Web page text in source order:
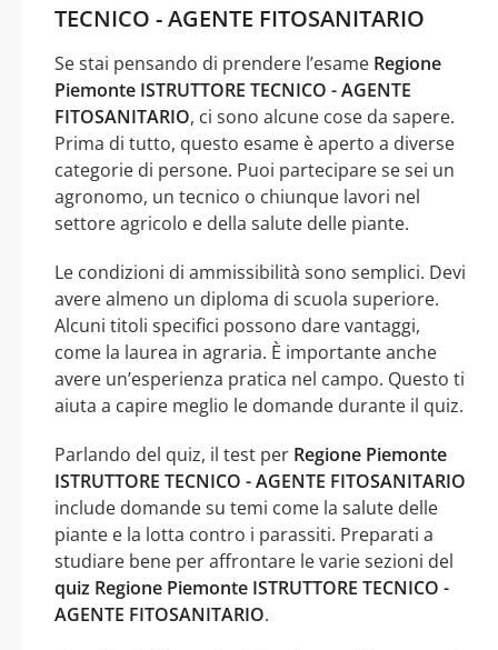
TECNICO - AGENTE FITOSANITARIO
Se stai pensando di prendere l’esame Regione
Piemonte ISTRUTTORE TECNICO - AGENTE
FITOSANITARIO, ci sono alcune cose da sapere.
Prima di tutto, questo esame è aperto a diverse
categorie di persone. Puoi partecipare se sei un
agronomo, un tecnico o chiunque lavori nel
settore agricolo e della salute delle piante.
Le condizioni di ammissibilità sono semplici. Devi
avere almeno un diploma di scuola superiore.
Alcuni titoli specifici possono dare vantaggi,
come la laurea in agraria. È importante anche
avere un’esperienza pratica nel campo. Questo ti
aiuta a capire meglio le domande durante il quiz.
Parlando del quiz, il test per Regione Piemonte
ISTRUTTORE TECNICO - AGENTE FITOSANITARIO
include domande su temi come la salute delle
piante e la lotta contro i parassiti. Preparati a
studiare bene per affrontare le varie sezioni del
quiz Regione Piemonte ISTRUTTORE TECNICO -
AGENTE FITOSANITARIO.